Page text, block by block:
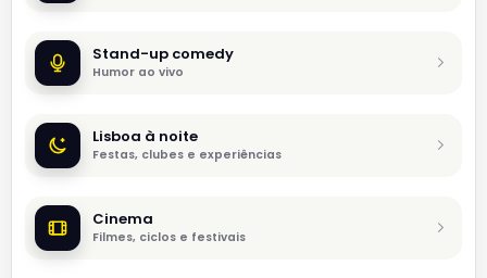
Stand-up comedy
Humor ao vivo
Lisboa à noite
Festas, clubes e experiências
Cinema
Filmes, ciclos e festivais